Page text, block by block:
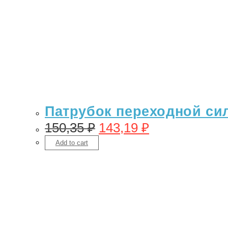
Патрубок переходной
150,35₽ 143,19 ₽
Add to cart